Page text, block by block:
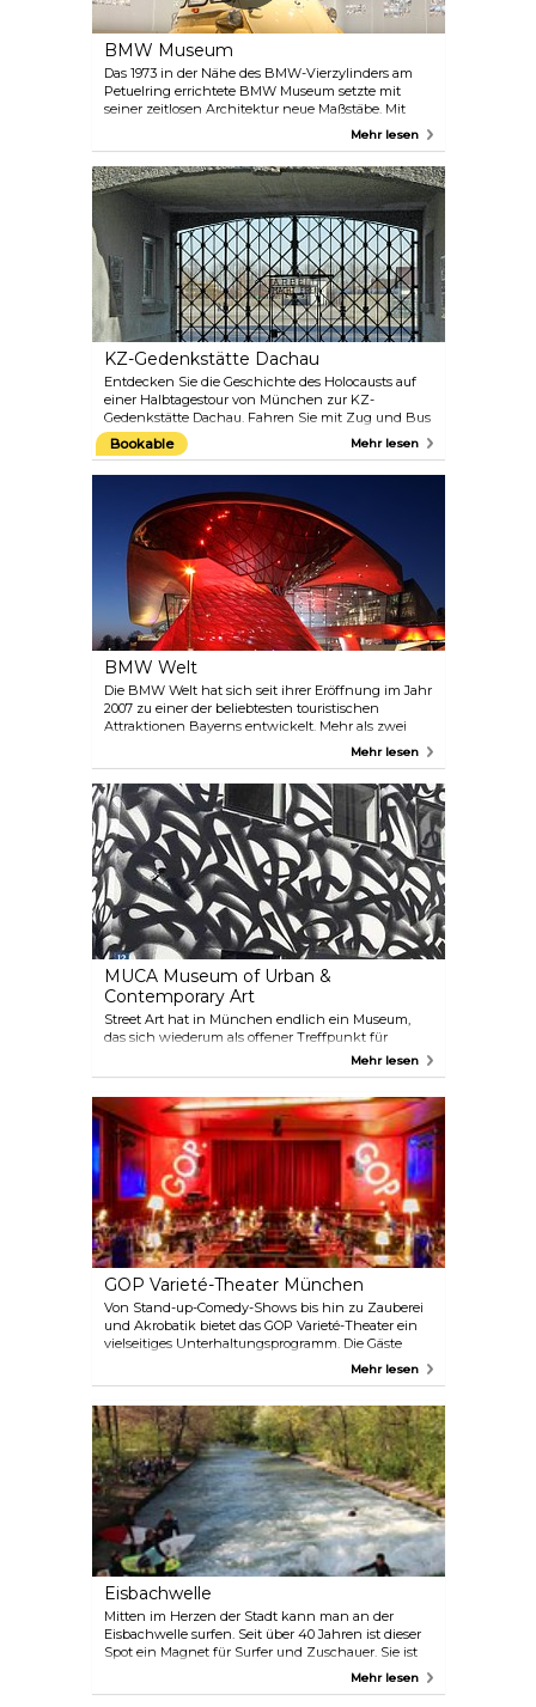
BMW Museum
Das 1973 in der Nähe des BMW-Vierzylinders am
Petuelring errichtete BMW Museum setzte mit
seiner zeitlosen Architektur neue Maßstäbe. Mit
historischen Fahrzeugen und vielfältigen Themen
Motorrädern und Modellreihen sowie Architektur
und Mediendesign schafft es ein einzigartiges
Markenerlebnis und ein beispielloses
Ausstellungsensemble. Neben dem Museum gibt es
auch die BMW Welt, die das hochmoderne
Museum des Unternehmens ergänzt.
Mehr lesen
KZ-Gedenkstätte Dachau
Entdecken Sie die Geschichte des Holocausts auf
einer Halbtagestour von München zur KZ-
Gedenkstätte Dachau. Fahren Sie mit Zug und Bus
zur Gedenkstätte und nehmen Sie an einer
Führung durch das Gelände teil, einer Gedenk-
und Bildungsstätte, die den Tausenden gewidmet
ist, die dort zwischen 1933 und 1945 inhaftiert
waren und ihr Leben verloren haben. Erfahren Sie
mehr über die Rolle von Dachau als Vorbild für die
NS-Lager und erkunden Sie die Ausstellungen,
Gedenkstätten und rekonstruierten Baracken mit
informativen Kommentaren Ihres Guides.
Bookable Mehr lesen
BMW Welt
Die BMW Welt hat sich seit ihrer Eröffnung im Jahr
2007 zu einer der beliebtesten touristischen
Attraktionen Bayerns entwickelt. Mehr als zwei
Millionen Besucher strömen jährlich in die BMW
Veranstaltungen, das Juniorprogramm für Kinder
und die Führungen zu erleben.
Mehr lesen
MUCA Museum of Urban &
Contemporary Art
Street Art hat in München endlich ein Museum,
das sich wiederum als offener Treffpunkt für
Graffiti-, Schablonenkunst- und Plakatliebhaber
versteht. Trotz seiner kompakten Größe zeigt das
Außenbereich. Eintrittskarten können sowohl im
Museum als auch online erworben werden.
Mehr lesen
GOP Varieté-Theater München
Von Stand-up-Comedy-Shows bis hin zu Zauberei
und Akrobatik bietet das GOP Varieté-Theater ein
vielseitiges Unterhaltungsprogramm. Die Gäste
können kulinarische Köstlichkeiten im Restaurant
gehen.
Mehr lesen
Eisbachwelle
Mitten im Herzen der Stadt kann man an der
Eisbachwelle surfen. Seit über 40 Jahren ist dieser
Spot ein Magnet für Surfer und Zuschauer. Sie ist
weltweit als die beständigste, größte und beste
Flusswelle in städtischer Umgebung bekannt. Aber
Mehr lesen